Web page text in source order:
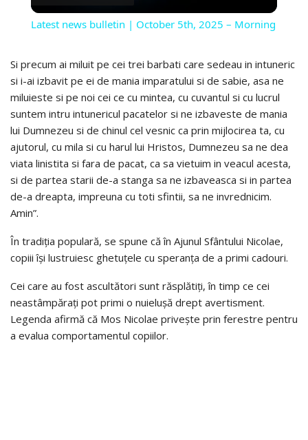
Latest news bulletin | October 5th, 2025 – Morning
Si precum ai miluit pe cei trei barbati care sedeau in intuneric
si i-ai izbavit pe ei de mania imparatului si de sabie, asa ne
miluieste si pe noi cei ce cu mintea, cu cuvantul si cu lucrul
suntem intru intunericul pacatelor si ne izbaveste de mania
lui Dumnezeu si de chinul cel vesnic ca prin mijlocirea ta, cu
ajutorul, cu mila si cu harul lui Hristos, Dumnezeu sa ne dea
viata linistita si fara de pacat, ca sa vietuim in veacul acesta,
si de partea starii de-a stanga sa ne izbaveasca si in partea
de-a dreapta, impreuna cu toti sfintii, sa ne invrednicim.
Amin”.
În tradiția populară, se spune că în Ajunul Sfântului Nicolae,
copiii își lustruiesc ghetuțele cu speranța de a primi cadouri.
Cei care au fost ascultători sunt răsplătiți, în timp ce cei
neastâmpărați pot primi o nuielușă drept avertisment.
Legenda afirmă că Mos Nicolae privește prin ferestre pentru
a evalua comportamentul copiilor.